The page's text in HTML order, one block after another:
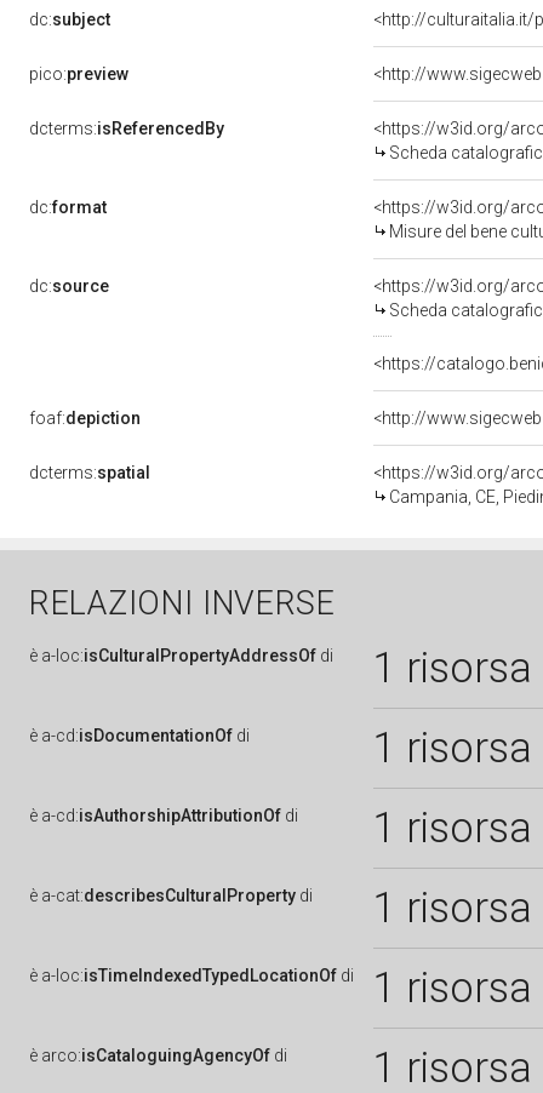
dc:subject <http://culturaitalia.it/
pico:preview
dcterms:isReferencedBy
<https://w3id.org/
Scheda
dc:format
<https://w3id.org/
Misure del bene
dc:source
<https://w3id.org/
Scheda
<https://
foaf:depiction
dcterms:spatial
<https://w3id.org/
Campania, CE,
RELAZIONI INVERSE
è a-loc:isCulturalPropertyAddressOf di 1 risorsa
è a-cd:isDocumentationOf di 1 risorsa
è a-cd:isAuthorshipAttributionOf di 1 risorsa
è a-cat:describesCulturalProperty di 1 risorsa
è a-loc:isTimeIndexedTypedLocationOf di 1 risorsa
è arco:isCataloguingAgencyOf di 1 risorsa